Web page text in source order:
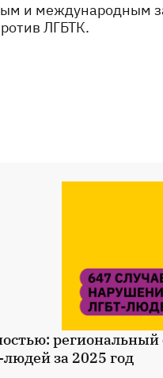
и международным
ЛГБТК.
региональный
за 2025 год